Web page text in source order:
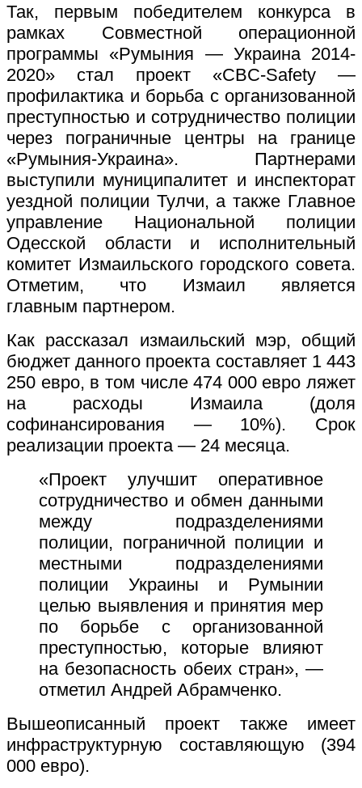
Так, первым победителем конкурса в
рамках Совместной операционной
программы «Румыния — Украина 2014-
2020» стал проект «CBC-Safety —
профилактика и борьба с организованной
преступностью и сотрудничество полиции
через пограничные центры на границе
«Румыния-Украина». Партнерами
выступили муниципалитет и инспекторат
уездной полиции Тулчи, а также Главное
управление Национальной полиции
Одесской области и исполнительный
комитет Измаильского городского совета.
Отметим, что Измаил является
главным партнером.
Как рассказал измаильский мэр, общий
бюджет данного проекта составляет 1 443
250 евро, в том числе 474 000 евро ляжет
на расходы Измаила (доля
софинансирования — 10%). Срок
реализации проекта — 24 месяца.
«Проект улучшит оперативное
сотрудничество и обмен данными
между подразделениями
полиции, пограничной полиции и
местными подразделениями
полиции Украины и Румынии
целью выявления и принятия мер
по борьбе с организованной
преступностью, которые влияют
на безопасность обеих стран», —
отметил Андрей Абрамченко.
Вышеописанный проект также имеет
инфраструктурную составляющую (394
000 евро).